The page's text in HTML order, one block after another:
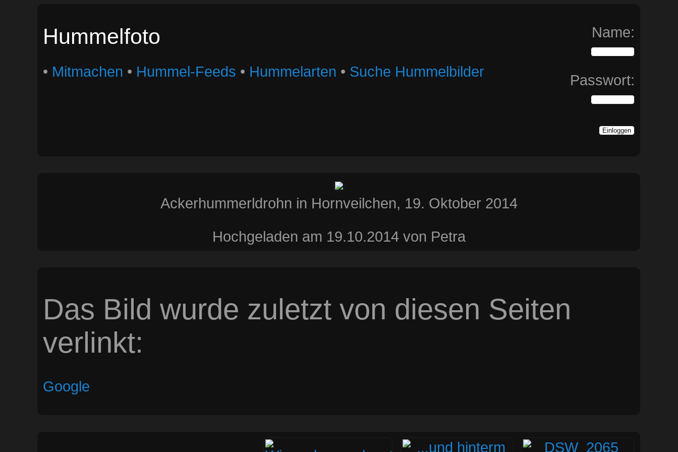
Hummelfoto
• Mitmachen • Hummel-Feeds • Hummelarten • Suche Hummelbilder
Name:
Passwort:
Ackerhummerldrohn in Hornveilchen, 19. Oktober 2014
Hochgeladen am 19.10.2014 von Petra
Das Bild wurde zuletzt von diesen Seiten
verlinkt:
Google